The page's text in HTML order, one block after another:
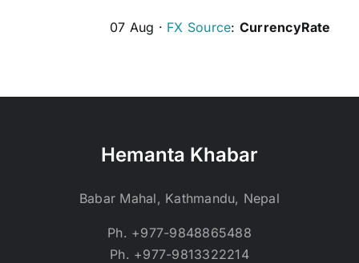
07 Aug · FX Source: CurrencyRate
Hemanta Khabar
Babar Mahal, Kathmandu, Nepal
Ph. +977-9848865488
Ph. +977-9813322214